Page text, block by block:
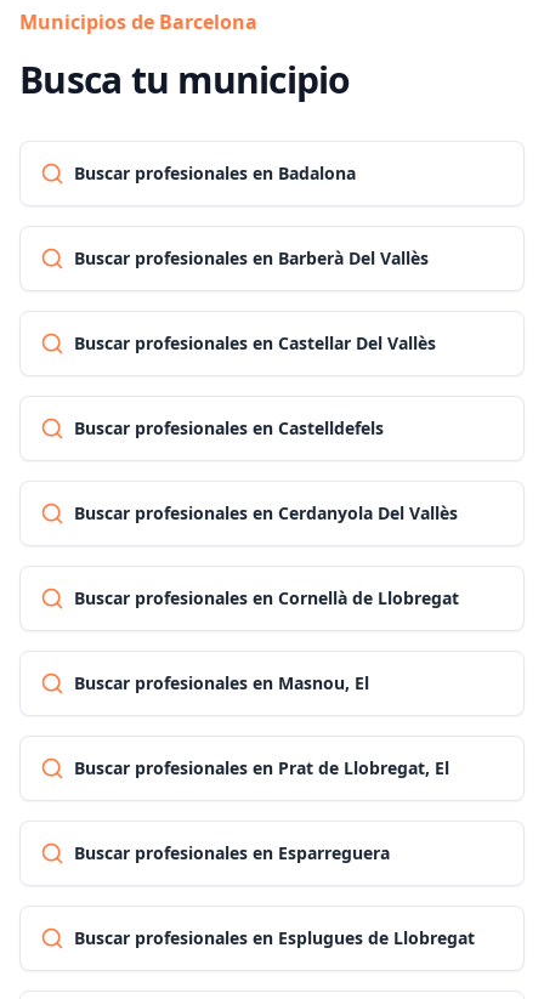
Municipios de Barcelona
Busca tu municipio
Buscar profesionales en Badalona
Buscar profesionales en Barberà Del Vallès
Buscar profesionales en Castellar Del Vallès
Buscar profesionales en Castelldefels
Buscar profesionales en Cerdanyola Del Vallès
Buscar profesionales en Cornellà de Llobregat
Buscar profesionales en Masnou, El
Buscar profesionales en Prat de Llobregat, El
Buscar profesionales en Esparreguera
Buscar profesionales en Esplugues de Llobregat